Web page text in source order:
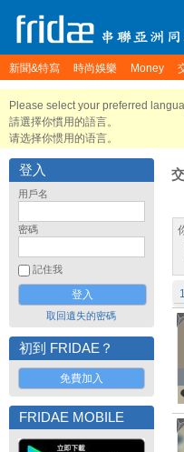
新聞&特寫 時尚娛樂 Money
Please select your preferred
請選擇你慣用的語言。
请选择你惯用的语言。
登入
用戶名
密碼
記住我
取回遺失的密碼
初到 FRIDAE？
免費加入
FRIDAE MOBILE
1